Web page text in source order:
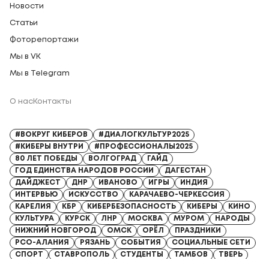
Новости
Статьи
Фоторепортажи
Мы в VK
Мы в Telegram
О насКонтакты
#ВОКРУГ КИБЕРОВ
#ДИАЛОГКУЛЬТУР2025
#КИБЕРЫ ВНУТРИ
#ПРОФЕССИОНАЛЫ2025
80 ЛЕТ ПОБЕДЫ
ВОЛГОГРАД
ГАЙД
ГОД ЕДИНСТВА НАРОДОВ РОССИИ
ДАГЕСТАН
ДАЙДЖЕСТ
ДНР ИВАНОВО ИГРЫ
ИНДИЯ
ИНТЕРВЬЮ
ИСКУССТВО
КАРАЧАЕВО-ЧЕРКЕССИЯ
КАРЕЛИЯ
КБР КИБЕРБЕЗОПАСНОСТЬ КИБЕРЫ
КИНО
КУЛЬТУРА
КУРСК ЛНР МОСКВА МУРОМ
НАРОДЫ
НИЖНИЙ НОВГОРОД
ОМСК ОРЁЛ
ПРАЗДНИКИ
РСО-АЛАНИЯ
РЯЗАНЬ СОБЫТИЯ
СОЦИАЛЬНЫЕ СЕТИ
СПОРТ
СТАВРОПОЛЬ СТУДЕНТЫ ТАМБОВ ТВЕРЬ